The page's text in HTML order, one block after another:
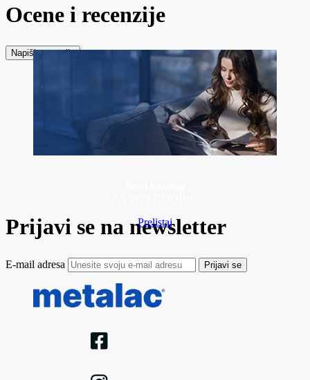
Ocene i recenzije
Napiši recenziju
Prelistaj
Prijavi se na newsletter
E-mail adresa Prijavi se